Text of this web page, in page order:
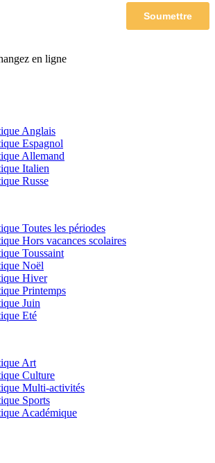
en ligne
Anglais
Espagnol
Allemand
Italien
Russe
Toutes les périodes
Hors vacances scolaires
Toussaint
Noël
Hiver
Printemps
Juin
Eté
Art
Culture
Multi-activités
Sports
Académique